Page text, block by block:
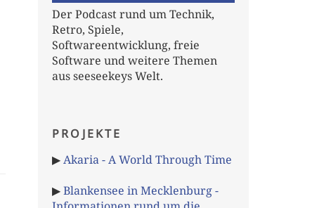
Der Podcast rund um Technik,
Retro, Spiele,
Softwareentwicklung, freie
Software und weitere Themen
aus seeseekeys Welt.
PROJEKTE
▶Akaria - A World Through Time
▶Blankensee in Mecklenburg -